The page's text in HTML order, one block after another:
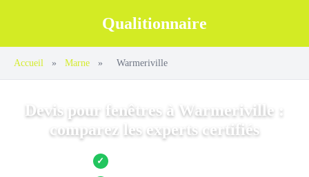
Qualitionnaire
Accueil » Marne » Warmeriville
Devis pour fenêtres à Warmeriville :
comparez les experts certifiés
✓ Jusqu’à 3 devis comparés